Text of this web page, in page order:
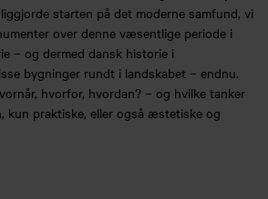
starten på det moderne samfund, vi
over denne væsentlige periode i
– og dermed dansk historie i
bygninger rundt i landskabet – endnu.
hvorfor, hvordan? – og hvilke tanker
kun praktiske, eller også æstetiske og